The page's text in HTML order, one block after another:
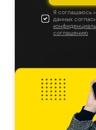
Я соглашаюсь
данных
соглашению